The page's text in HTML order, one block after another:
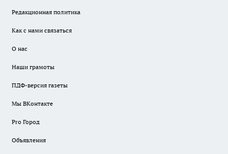
Редакционная политика
Как с нами связаться
О нас
Наши грамоты
ПДФ-версия газеты
Мы ВКонтакте
Pro Город
Объявления